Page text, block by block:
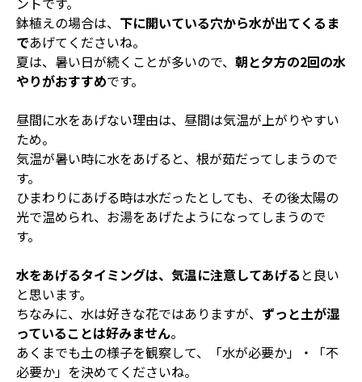
鉢植えの場合は、 下に開いている穴から水が出てくるま
であげてくださいね。
夏は、暑い日が続くことが多いので、 朝と夕方の2回の水
やりがおすすめです。
昼間に水をあげない理由は、昼間は気温が上がりやすい
ため。
気温が暑い時に水をあげると、根が茹だってしまうので
す。
ひまわりにあげる時は水だったとしても、その後太陽の
光で温められ、お湯をあげたようになってしまうので
す。
水をあげるタイミングは、気温に注意してあげる と良い
と思います。
ちなみに、水は好きな花ではありますが、 ずっと土が湿
っていることは好みません。
あくまでも土の様子を観察して、「水が必要か」・「不
必要か」を決めてくださいね。